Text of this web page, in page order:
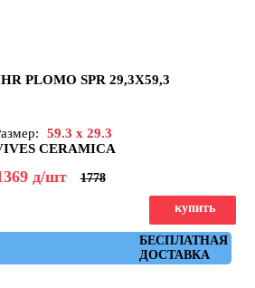
PLOMO SPR 29,3X59,3
59.3 x 29.3
CERAMICA
д/шт 1778
БЕСПЛАТНАЯ
ДОСТАВКА
купить